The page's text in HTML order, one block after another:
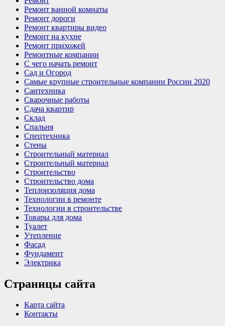
Ремонт ванной комнаты
Ремонт дороги
Ремонт квартиры видео
Ремонт на кухне
Ремонт прихожей
Ремонтные компании
С чего начать ремонт
Сад и Огород
Самые крупные строительные компании России 2020
Сантехника
Сварочные работы
Сдача квартир
Склад
Спальня
Спецтехника
Стены
Строительный материал
Строительный материал
Строительство
Строительство дома
Теплоизоляция дома
Технологии в ремонте
Технологии в строительстве
Товары для дома
Туалет
Утепление
Фасад
Фундамент
Электрика
Страницы сайта
Карта сайта
Контакты